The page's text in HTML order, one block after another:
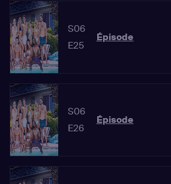
S06
E25
Épisode
S06
E26
Épisode